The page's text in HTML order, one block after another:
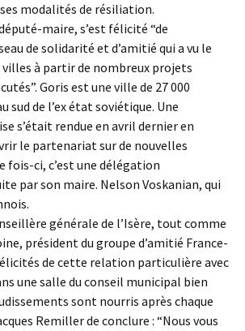
modalités de résiliation.
maire, s’est félicité “de
de solidarité et d’amitié qui a vu le
villes à partir de nombreux projets
Goris est une ville de 27 000
sud de l’ex état soviétique. Une
s’était rendue en avril dernier en
le partenariat sur de nouvelles
fois-ci, c’est une délégation
par son maire. Nelson Voskanian, qui
générale de l’Isère, tout comme
président du groupe d’amitié France-
de cette relation particulière avec
une salle du conseil municipal bien
sont nourris après chaque
Remiller de conclure : “Nous vous